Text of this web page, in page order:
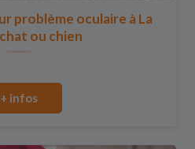
problème oculaire à La
ou chien
+ infos